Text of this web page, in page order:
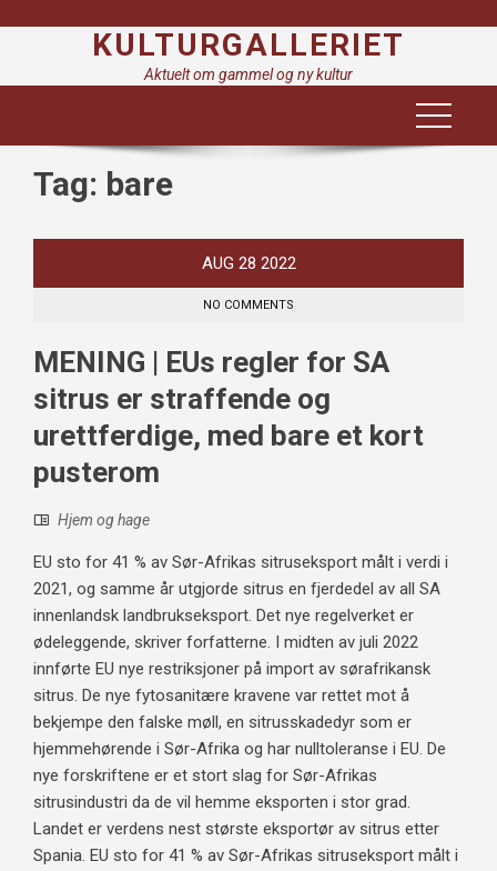
KULTURGALLERIET
Aktuelt om gammel og ny kultur
Tag: bare
AUG 28 2022
NO COMMENTS
MENING | EUs regler for SA
sitrus er straffende og
urettferdige, med bare et kort
pusterom
Hjem og hage
EU sto for 41 % av Sør-Afrikas sitruseksport målt i verdi i
2021, og samme år utgjorde sitrus en fjerdedel av all SA
innenlandsk landbrukseksport. Det nye regelverket er
ødeleggende, skriver forfatterne. I midten av juli 2022
innførte EU nye restriksjoner på import av sørafrikansk
sitrus. De nye fytosanitære kravene var rettet mot å
bekjempe den falske møll, en sitrusskadedyr som er
hjemmehørende i Sør-Afrika og har nulltoleranse i EU. De
nye forskriftene er et stort slag for Sør-Afrikas
sitrusindustri da de vil hemme eksporten i stor grad.
Landet er verdens nest største eksportør av sitrus etter
Spania. EU sto for 41 % av Sør-Afrikas sitruseksport målt i